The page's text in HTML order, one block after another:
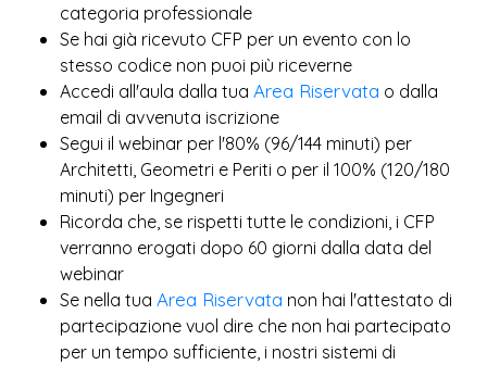
categoria professionale
Se hai già ricevuto CFP per un evento con lo
stesso codice non puoi più riceverne
Accedi all'aula dalla tua Area Riservata o dalla
email di avvenuta iscrizione
Segui il webinar per l'80% (96/144 minuti) per
Architetti, Geometri e Periti o per il 100% (120/180
minuti) per Ingegneri
Ricorda che, se rispetti tutte le condizioni, i CFP
verranno erogati dopo 60 giorni dalla data del
webinar
Se nella tua Area Riservata non hai l'attestato di
partecipazione vuol dire che non hai partecipato
per un tempo sufficiente, i nostri sistemi di